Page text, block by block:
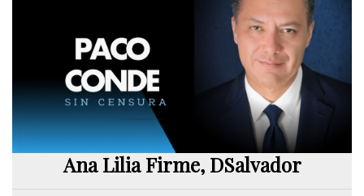
Ana Lilia Firme, DSalvador